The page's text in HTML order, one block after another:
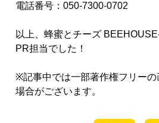
電話番号：050-7300-0702
以上、蜂蜜とチーズ
PR担当でした！
※記事中では一部著作権フリーの
場合がございます。